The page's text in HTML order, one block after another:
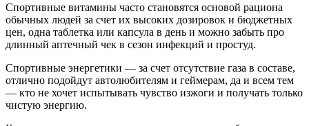
Спортивные витамины часто становятся основой рациона
обычных людей за счет их высоких дозировок и бюджетных
цен, одна таблетка или капсула в день и можно забыть про
длинный аптечный чек в сезон инфекций и простуд.
Спортивные энергетики — за счет отсутствие газа в составе,
отлично подойдут автолюбителям и геймерам, да и всем тем
— кто не хочет испытывать чувство изжоги и получать только
чистую энергию.